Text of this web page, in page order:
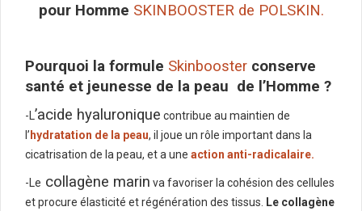
pour Homme SKINBOOSTER de POLSKIN.
Pourquoi la formule Skinbooster conserve
santé et jeunesse de la peau de l’Homme ?
-L ’acide hyaluronique contribue au maintien de
l’ hydratation de la peau, il joue un rôle important dans la
cicatrisation de la peau, et a une action anti-radicalaire.
-Le collagène marin va favoriser la cohésion des cellules
et procure élasticité et régénération des tissus.
Le collagène